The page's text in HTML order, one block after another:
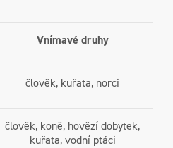
Vnímavé druhy
člověk, kuřata, norci
člověk, koně, hovězí dobytek,
kuřata, vodní ptáci